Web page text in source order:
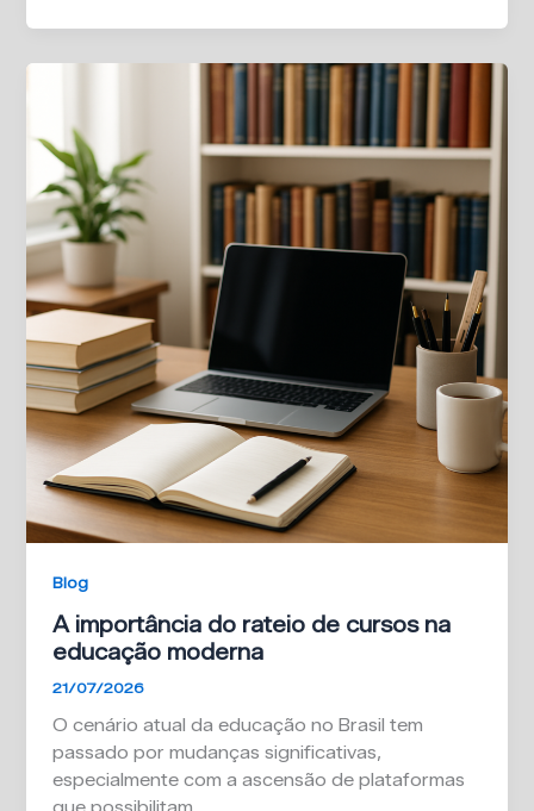
Blog
A importância do rateio de cursos na
educação moderna
21/07/2026
O cenário atual da educação no Brasil tem
passado por mudanças significativas,
especialmente com a ascensão de plataformas